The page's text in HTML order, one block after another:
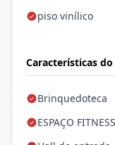
piso vinílico
Características
Brinquedoteca
ESPAÇO FITNESS